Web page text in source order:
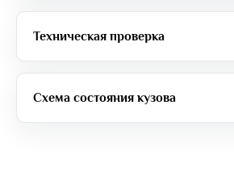
Техническая проверка
Схема состояния кузова